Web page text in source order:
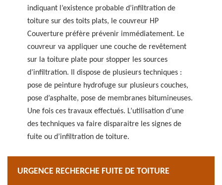
indiquant l’existence probable d’infiltration de
toiture sur des toits plats, le couvreur HP
Couverture préfère prévenir immédiatement. Le
couvreur va appliquer une couche de revêtement
sur la toiture plate pour stopper les sources
d’infiltration. Il dispose de plusieurs techniques :
pose de peinture hydrofuge sur plusieurs couches,
pose d’asphalte, pose de membranes bitumineuses.
Une fois ces travaux effectués. L’utilisation d’une
des techniques va faire disparaitre les signes de
fuite ou d’infiltration de toiture.
URGENCE RECHERCHE FUITE DE TOITURE